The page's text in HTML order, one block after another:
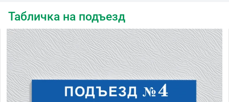
Табличка на подъезд